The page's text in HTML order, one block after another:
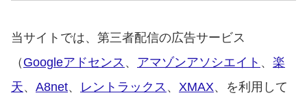
当サイトでは、第三者配信の広告サービス
（ Googleアドセンス 、 アマゾンアソシエイト 、 楽
天、 A8net、 レントラックス 、 XMAX、を利用して